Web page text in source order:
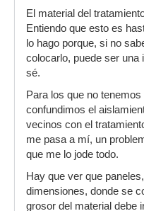
El material del
Entiendo que esto es
lo hago porque, si no
colocarlo, puede ser una
sé.
Para los que no
confundimos el
vecinos con el
me pasa a mí, un
que me lo jode todo.
Hay que ver que
dimensiones, donde se
grosor del material debe